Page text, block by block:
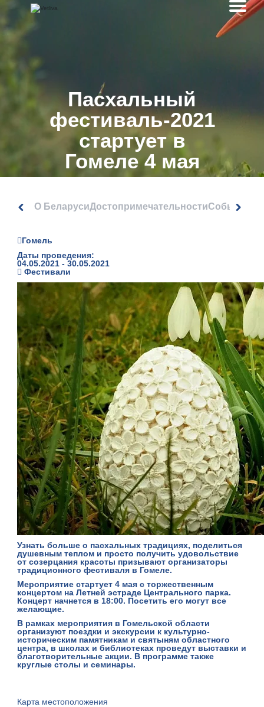
Пасхальный‌
‌фестиваль-2021‌
‌стартует‌ ‌в‌
‌Гомеле‌ ‌4‌ ‌мая‌
О БеларусиДостопримечательностиСобытия
Гомель
Даты проведения:
04.05.2021 - 30.05.2021
Фестивали
Узнать больше о пасхальных традициях, поделиться
душевным теплом и просто получить удовольствие
от созерцания красоты призывают организаторы
традиционного фестиваля в Гомеле.
Мероприятие стартует 4 мая с торжественным
концертом на Летней эстраде Центрального парка.
Концерт начнется в 18:00. Посетить его могут все
желающие.
В рамках мероприятия в Гомельской области
организуют поездки и экскурсии к культурно-
историческим памятникам и святыням областного
центра, в школах и библиотеках проведут выставки и
благотворительные акции. В программе также
круглые столы и семинары.
Карта местоположения